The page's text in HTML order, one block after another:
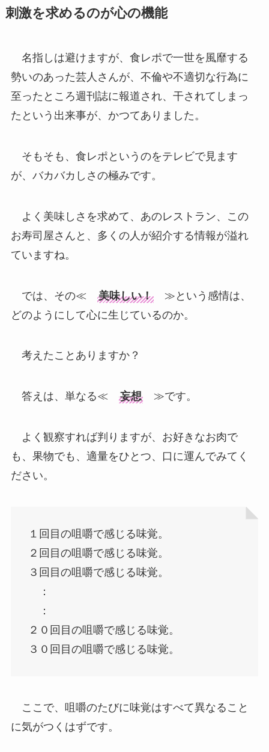
刺激を求めるのが心の機能
名指しは避けますが、食レポで一世を風靡する
勢いのあった芸人さんが、不倫や不適切な行為に
至ったところ週刊誌に報道され、干されてしまっ
たという出来事が、かつてありました。
そもそも、食レポというのをテレビで見ます
が、バカバカしさの極みです。
よく美味しさを求めて、あのレストラン、この
お寿司屋さんと、多くの人が紹介する情報が溢れ
ていますね。
では、その≪ 美味しい！≫という感情は、
どのようにして心に生じているのか。
考えたことありますか？
答えは、単なる≪ 妄想≫です。
よく観察すれば判りますが、お好きなお肉で
も、果物でも、適量をひとつ、口に運んでみてく
ださい。
１回目の咀嚼で感じる味覚。
２回目の咀嚼で感じる味覚。
３回目の咀嚼で感じる味覚。
：
：
２０回目の咀嚼で感じる味覚。
３０回目の咀嚼で感じる味覚。
ここで、咀嚼のたびに味覚はすべて異なること
に気がつくはずです。